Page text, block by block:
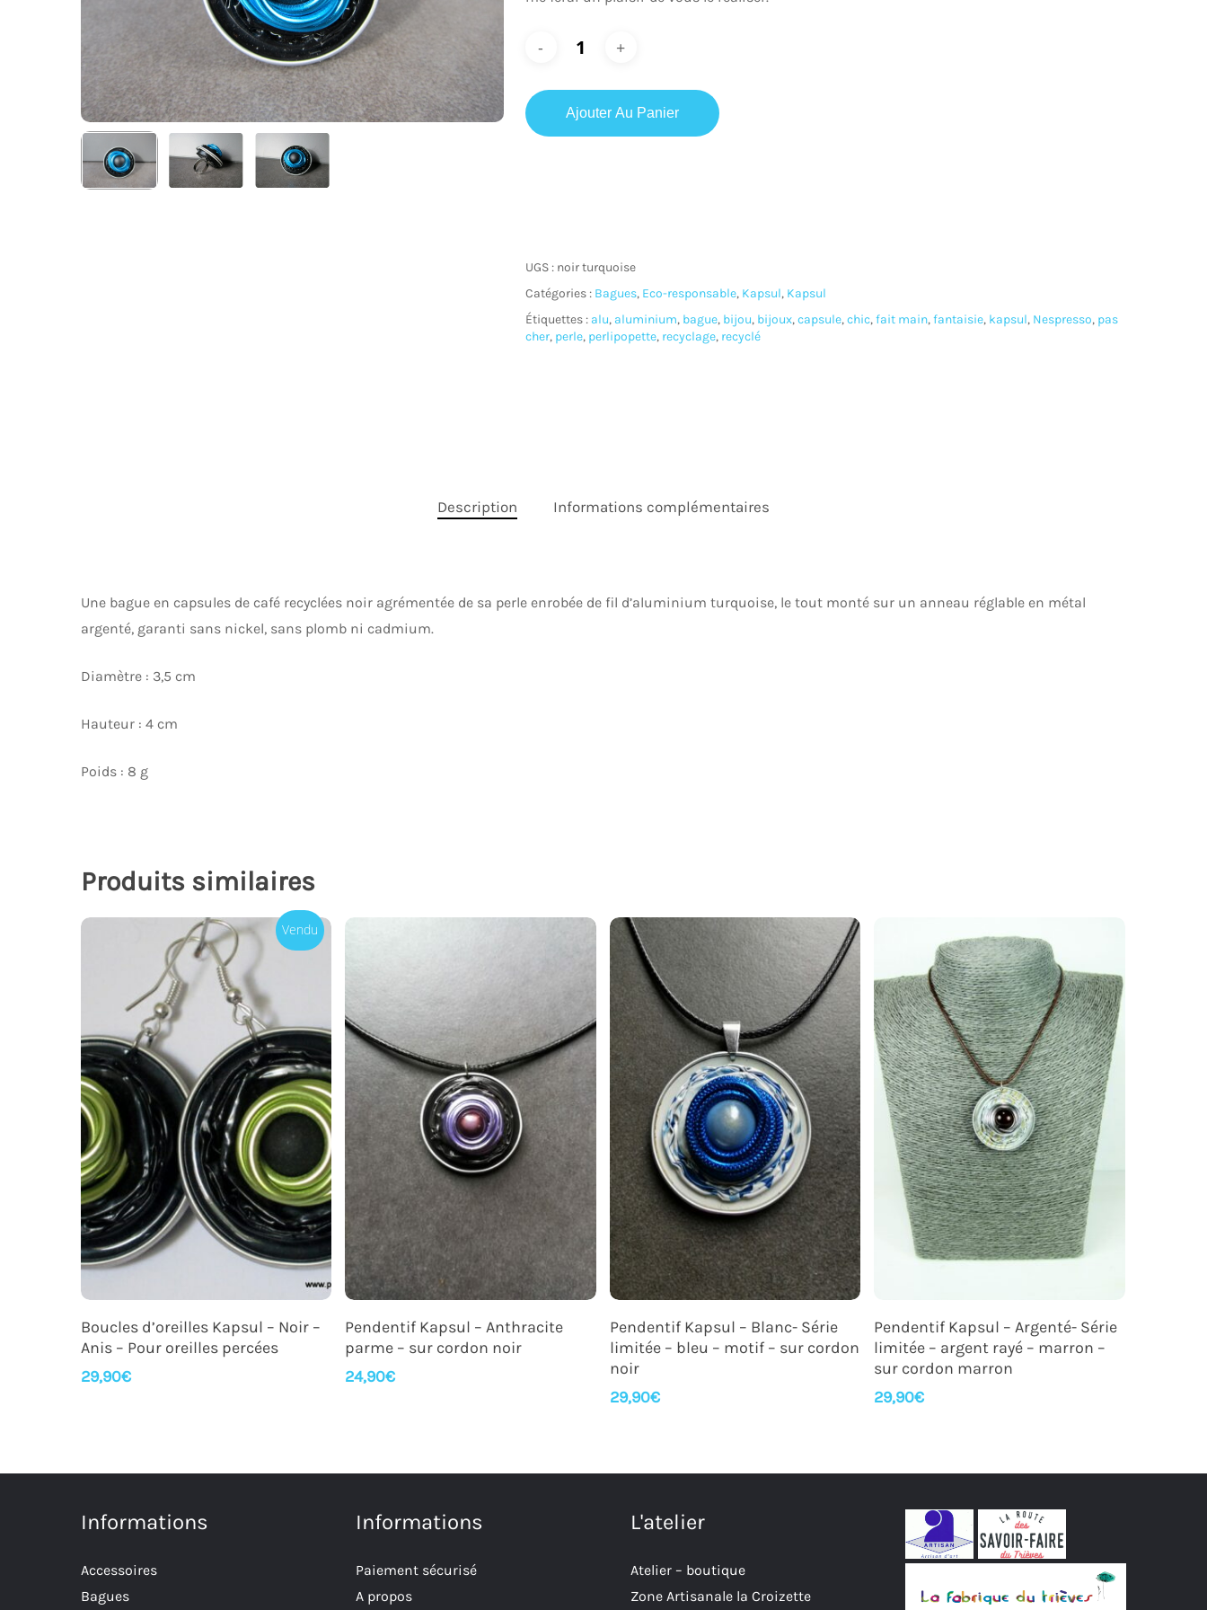
Appuyez sur Entrer pour rechercher ou Echap pour fermer
Ajouter Au Panier
UGS : noir turquoise
Catégories : Bagues, Eco-responsable, Kapsul, Kapsul
Étiquettes : alu, aluminium, bague, bijou, bijoux,capsule,chic,fait main,fantaisie, kapsul, Nespresso, pas
cher, perle, perlipopette, recyclage, recyclé
Description Informations complémentaires
Une bague en capsules de café recyclées noir agrémentée de sa perle enrobée de fil d’aluminium turquoise, le tout monté sur un anneau réglable en métal
argenté, garanti sans nickel, sans plomb ni cadmium.
Diamètre : 3,5 cm
Hauteur : 4 cm
Poids : 8 g
Produits similaires
Vendu
Lire La Suite
Boucles d’oreilles Kapsul – Noir –
Anis – Pour oreilles percées
29,90€
Ajouter Au Panier
Pendentif Kapsul – Anthracite
parme – sur cordon noir
24,90€
Ajouter Au Panier
Pendentif Kapsul – Blanc- Série
limitée – bleu – motif – sur cordon
noir
29,90€
Ajouter Au Panier
Pendentif Kapsul – Argenté- Série
limitée – argent rayé – marron –
sur cordon marron
29,90€
Informations
Accessoires
Bagues
Informations
Paiement sécurisé
A propos
L'atelier
Atelier – boutique
Zone Artisanale la Croizette